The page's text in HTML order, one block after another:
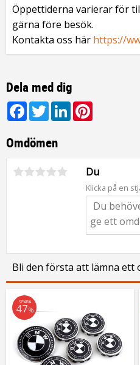
Öppettiderna varierar för
gärna före besök.
Kontakta oss här https://
Dela med dig
Facebook
TwitterLinkedIn
Omdömen
Du
Klicka på en
Bli den första att lämna ett
SPARA
47%